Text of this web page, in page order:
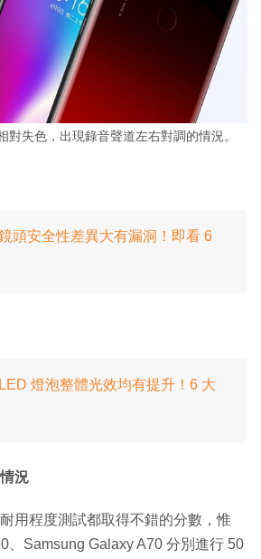
對失色，出現錄音聲道左右對調的情況。
頭安全性差異大有漏洞！即看 6
燈泡整體光效均有提升！6 大
況
用程度測試都取得不錯的分數，惟
、Samsung Galaxy A70 分別進行 50